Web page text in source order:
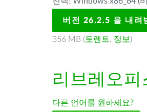
버전 26.2.5 을 내려
356 MB ( 토렌트, 정보 )
리브레오피
다른 언어를 원하세요?